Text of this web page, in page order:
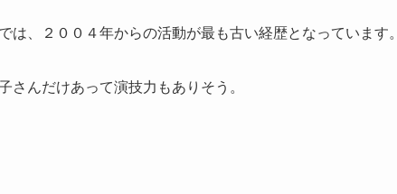
は、２００４年からの活動が最も古い経歴となっています。
さんだけあって演技力もありそう。